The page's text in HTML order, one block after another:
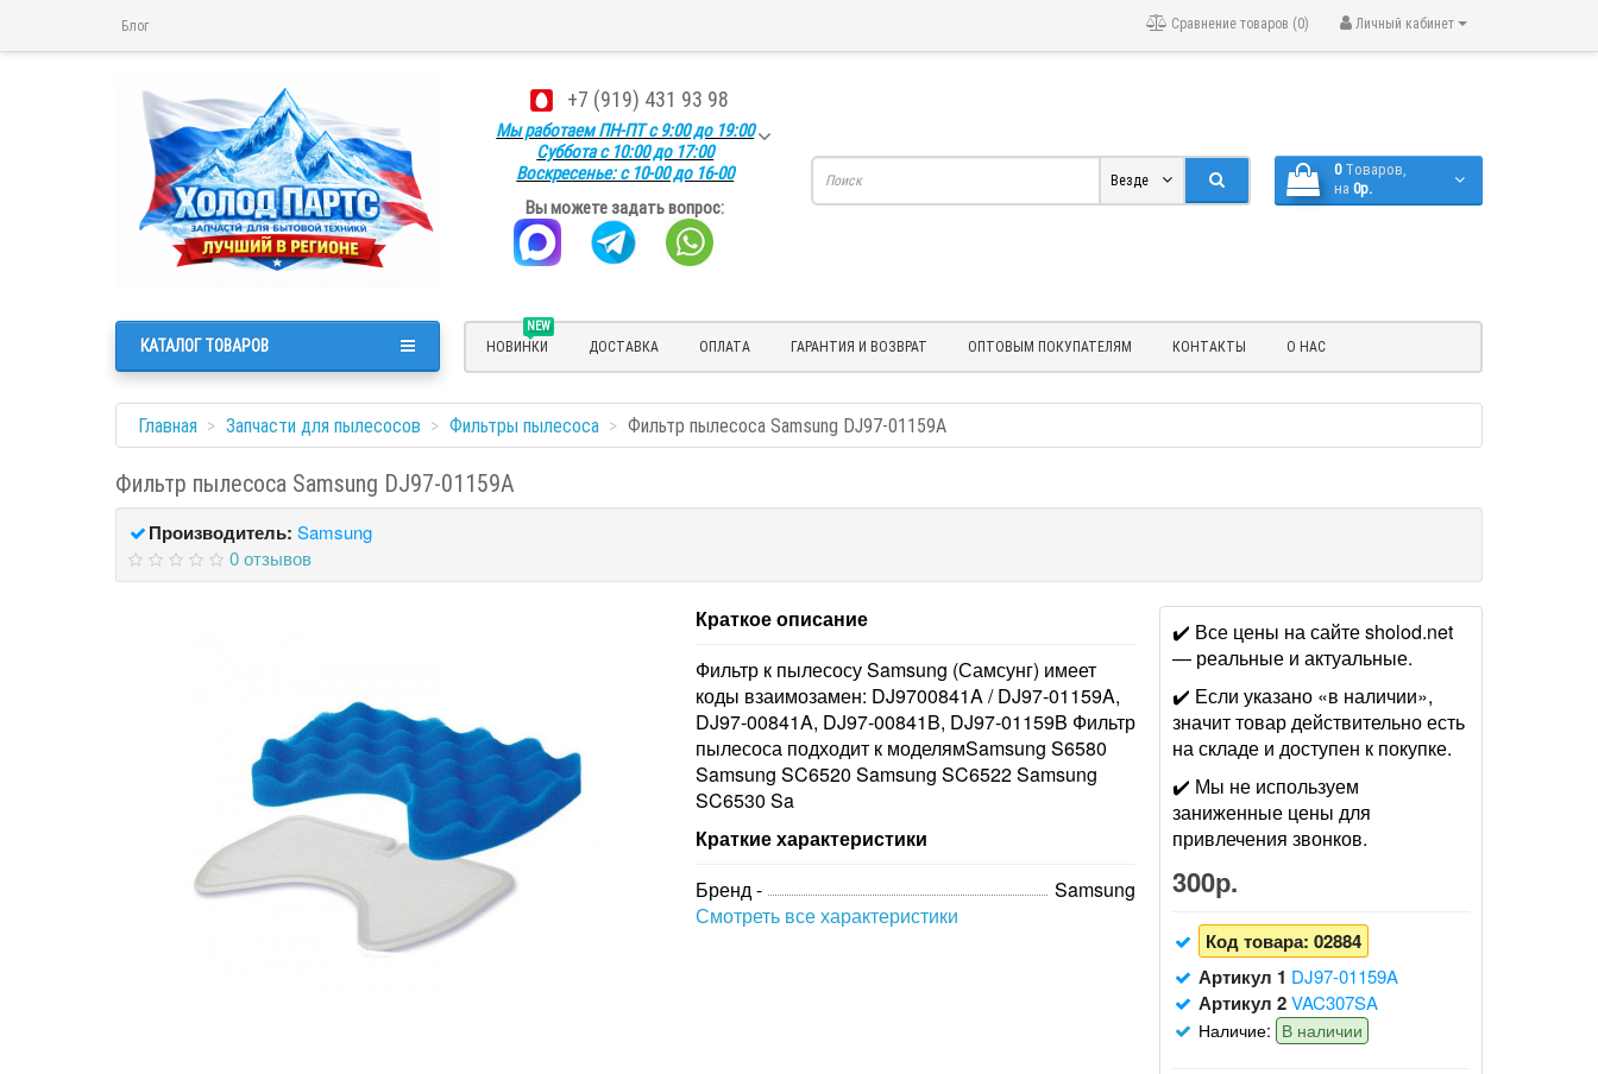
Блог Личный кабинет
Сравнение товаров (0)
+7 (919) 431 93 98
Мы работаем ПН-ПТ с 9:00 до 19:00
Суббота с 10:00 до 17:00
Воскресенье: с 10-00 до 16-00
Вы можете задать вопрос:
0 Tоваров,
на 0р.
Везде
NEW
НОВИНКИ ДОСТАВКА ОПЛАТА ГАРАНТИЯ И ВОЗВРАТ ОПТОВЫМ ПОКУПАТЕЛЯМ КОНТАКТЫ О НАС
КАТАЛОГ ТОВАРОВ
Главная Запчасти для пылесосов Фильтры пылесоса Фильтр пылесоса Samsung DJ97-01159A
Фильтр пылесоса Samsung DJ97-01159A
Производитель: Samsung
0 отзывов
Краткое описание
Фильтр к пылесосу Samsung (Самсунг) имеет
коды взаимозамен: DJ9700841A / DJ97-01159A,
DJ97-00841A, DJ97-00841B, DJ97-01159B Фильтр
пылесоса подходит к моделямSamsung S6580
Samsung SC6520 Samsung SC6522 Samsung
SC6530 Sa
Краткие характеристики
Бренд -
Samsung
Смотреть все характеристики
✔️ Все цены на сайте sholod.net
— реальные и актуальные.
✔️ Если указано «в наличии»,
значит товар действительно есть
на складе и доступен к покупке.
✔️ Мы не используем
заниженные цены для
привлечения звонков.
300р.
Код товара: 02884
Артикул 1 DJ97-01159A
Артикул 2 VAC307SA
Наличие: В наличии